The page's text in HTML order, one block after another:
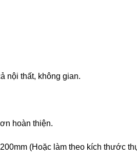
nội thất, không gian.
hoàn thiện.
(Hoặc làm theo kích thước